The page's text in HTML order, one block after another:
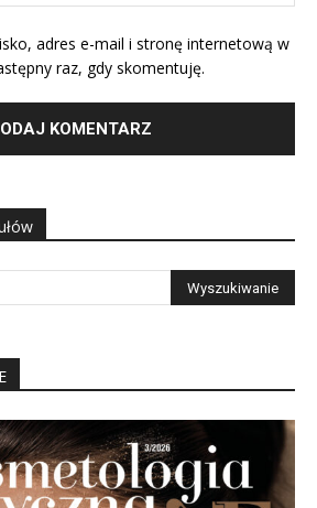
adres e-mail i stronę internetową w
raz, gdy skomentuję.